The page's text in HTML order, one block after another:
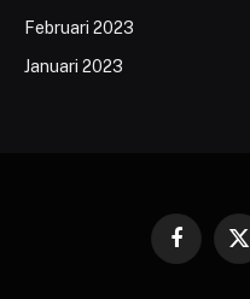
Februari 2023
Januari 2023
Facebook
X